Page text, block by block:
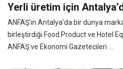
Yerli üretim için
ANFAŞ’ın Antalya’da bir dünya
birleştirdiği Food Product ve Hotel
ANFAŞ ve Ekonomi Gazetecileri ...